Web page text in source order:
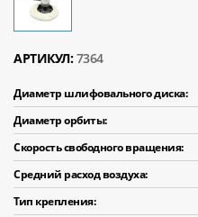
АРТИКУЛ: 7364
Диаметр шлифовального диска:
Диаметр орбиты:
Скорость свободного вращения:
Средний расход воздуха:
Тип крепления: